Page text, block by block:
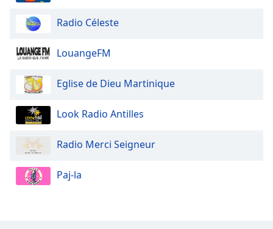
Color
Opacity
Radio Céleste
LouangeFM
Eglise de Dieu Martinique
Look Radio Antilles
Radio Merci Seigneur
Paj-la